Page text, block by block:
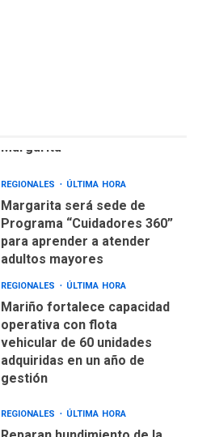
Margarita
REGIONALES ÚLTIMA HORA
Margarita será sede de
Programa “Cuidadores 360”
para aprender a atender
adultos mayores
REGIONALES ÚLTIMA HORA
Mariño fortalece capacidad
operativa con flota
vehicular de 60 unidades
adquiridas en un año de
gestión
REGIONALES ÚLTIMA HORA